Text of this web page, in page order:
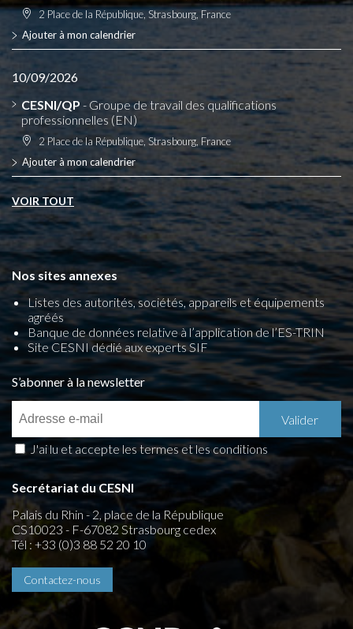
2 Place de la République, Strasbourg, France
Ajouter à mon calendrier
10/09/2026
CESNI/QP - Groupe de travail des qualifications
professionnelles (EN)
2 Place de la République, Strasbourg, France
Ajouter à mon calendrier
VOIR TOUT
Nos sites annexes
Listes des autorités, sociétés, appareils et équipements
agréés
Banque de données relative à l’application de l’ES-TRIN
Site CESNI dédié aux experts SIF
S’abonner à la newsletter
J'ai lu et accepte les termes et les conditions
Secrétariat du CESNI
Palais du Rhin - 2, place de la République
CS10023 - F-67082 Strasbourg cedex
Tél : +33 (0)3 88 52 20 10
Contactez-nous